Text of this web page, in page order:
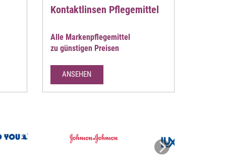
Kontaktlinsen Pflegemittel
Alle Markenpflegemittel
zu günstigen Preisen
ANSEHEN